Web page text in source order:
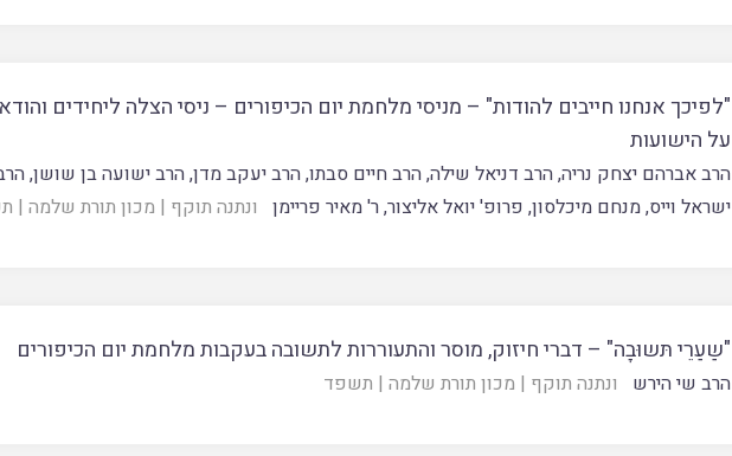
"לפיכך אנחנו חייבים להודות" – מניסי מלחמת יום הכיפורים – ניסי הצלה ליחידים
על הישועות
הרב אברהם יצחק נריה,הרב דניאל שילה,הרב חיים סבתו,הרב יעקב מדן,הרב ישועה בן שושן,
ישראל וייס,מנחם מיכלסון, פרופ' יואל אליצור,ר' מאיר פריימן ונתנה תוקף | מכון תורת שלמה |
"שַעַרֵי תּשוּבָה" – דברי חיזוק, מוסר והתעוררות לתשובה בעקבות מלחמת יום הכיפורים
הרב שי הירש ונתנה תוקף | מכון תורת שלמה | תשפד